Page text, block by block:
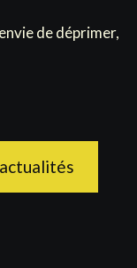
de déprimer,